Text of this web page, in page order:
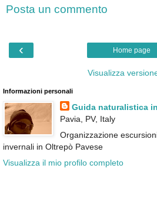
Posta un commento
‹ Home page
Visualizza
Informazioni personali
Guida naturalistica
Pavia, PV, Italy
Organizzazione
invernali in Oltrepò Pavese
Visualizza il mio profilo completo